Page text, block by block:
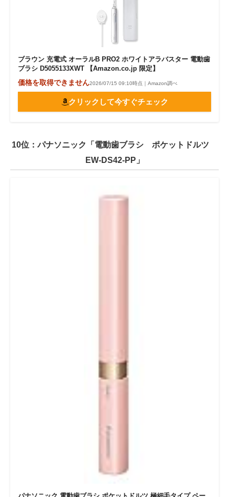
ブラウン 充電式 オーラルB PRO2 ホワイトアラバスター 電動歯
ブラシ D5055133XWT 【Amazon.co.jp 限定】
価格を取得できません2026/07/15 09:10時点｜Amazon調べ
クリックして今すぐチェック
10位：パナソニック「電動歯ブラシ ポケットドルツ
EW-DS42-PP」